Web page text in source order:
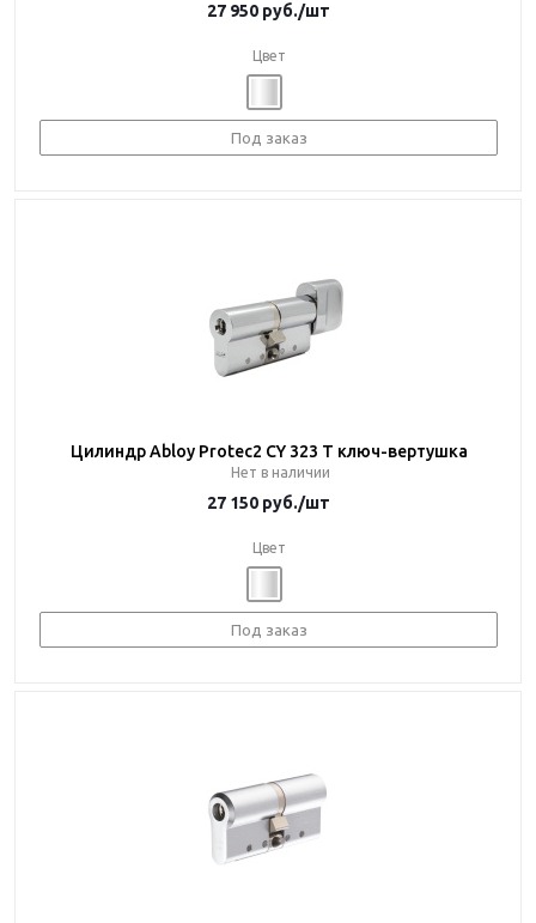
27 950 руб./шт
Цвет
Под заказ
Цилиндр Abloy Protec2 CY 323 T ключ-вертушка
Нет в наличии
27 150 руб./шт
Цвет
Под заказ